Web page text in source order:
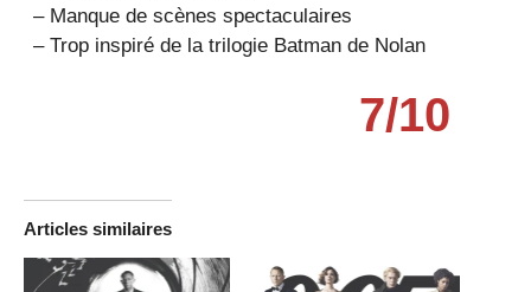
– Manque de scènes spectaculaires
– Trop inspiré de la trilogie Batman de Nolan
7/10
Articles similaires